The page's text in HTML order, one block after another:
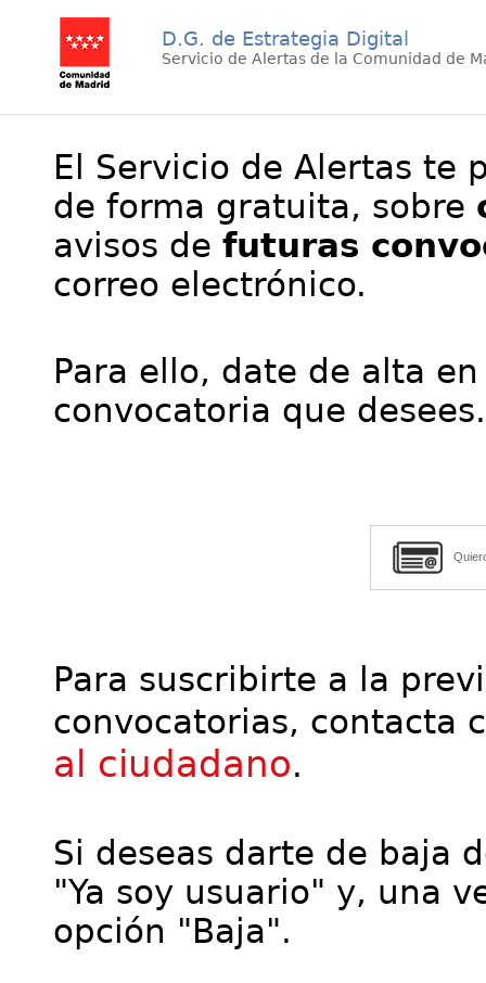
D.G. de Estrategia Digital
Servicio de Alertas de la Comunidad de
El Servicio de Alertas te
de forma gratuita, sobre
avisos de futuras
correo electrónico.
Para ello, date de alta
convocatoria que desees.
Para suscribirte a la
convocatorias, contacta
al ciudadano.
Si deseas darte de baja
"Ya soy usuario" y, una
opción "Baja".